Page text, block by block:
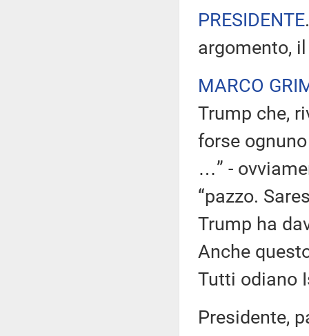
PRESIDENTE
argomento,
MARCO
Trump che,
forse
…” -
“pazzo.
Trump ha
Anche
Tutti odiano
Presidente,